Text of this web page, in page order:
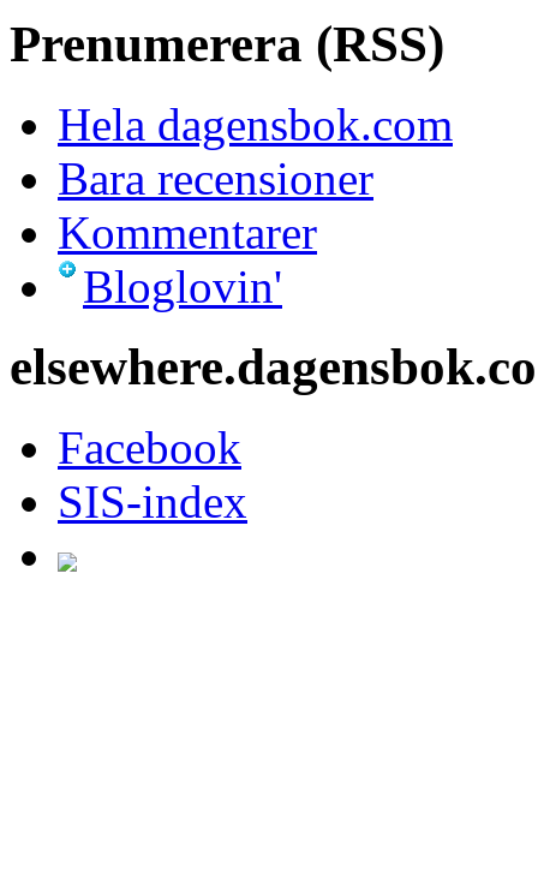
Prenumerera (RSS)
Hela dagensbok.com
Bara recensioner
Kommentarer
Bloglovin'
Facebook
SIS-index